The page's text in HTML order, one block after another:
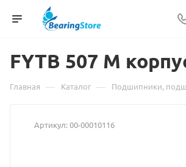
FYTB 507 M
о
Главная — Каталог — Подшипники,
Артикул:00-00010116